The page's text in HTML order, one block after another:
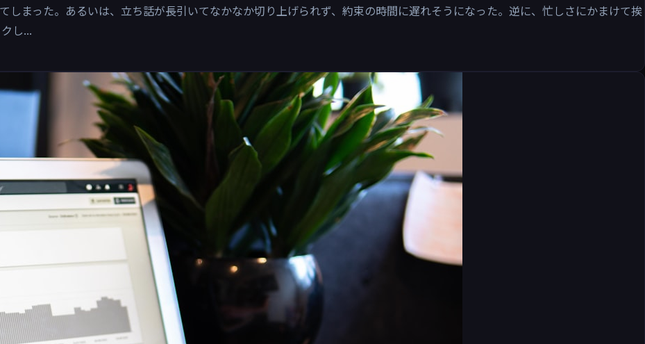
しまった。あるいは、立ち話が長引いてなかなか切り上げられず、約束の時間に遅れそうになった。逆に、忙しさにかまけて挨
し...